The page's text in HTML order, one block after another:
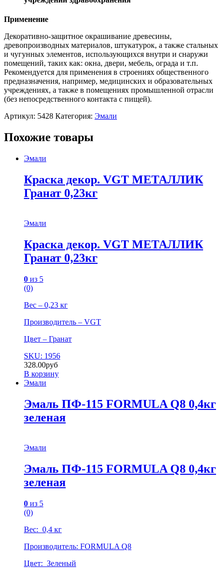
Применение
Декоративно-защитное окрашивание древесины,
древопроизводных материалов, штукатурок, а также стальных
и чугунных элементов, использующихся внутри и снаружи
помещений, таких как: окна, двери, мебель, ограда и т.п.
Рекомендуется для применения в строениях общественного
предназначения, например, медицинских и образовательных
учреждениях, а также в помещениях промышленной отрасли
(без непосредственного контакта с пищей).
Артикул: 5428 Категория: Эмали
Похожие товары
Эмали
Краска декор. VGT МЕТАЛЛИК
Гранат 0,23кг
Эмали
Краска декор. VGT МЕТАЛЛИК
Гранат 0,23кг
0 из 5
(0)
Вес – 0,23 кг
Производитель – VGT
Цвет – Гранат
SKU: 1956
328.00руб
В корзину
Эмали
Эмаль ПФ-115 FORMULA Q8 0,4кг
зеленая
Эмали
Эмаль ПФ-115 FORMULA Q8 0,4кг
зеленая
0 из 5
(0)
Вес: 0,4 кг
Производитель: FORMULA Q8
Цвет: Зеленый